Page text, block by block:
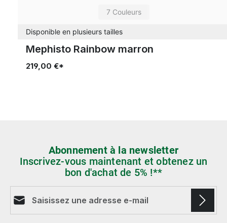
7 Couleurs
Disponible en plusieurs tailles
Mephisto Rainbow marron
219,00 €*
Abonnement à la newsletter
Inscrivez-vous maintenant et obtenez un
bon d'achat de 5% !**